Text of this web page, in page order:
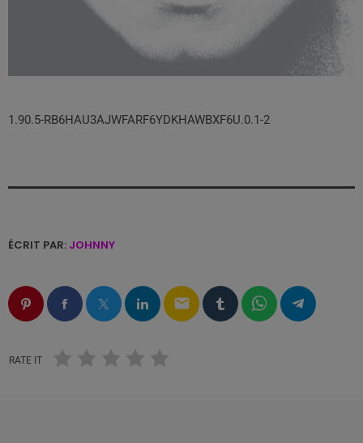
1.90.5-RB6HAU3AJWFARF6YDKHAWBXF6U.0.1-2
ÉCRIT PAR: JOHNNY
email
RATE IT